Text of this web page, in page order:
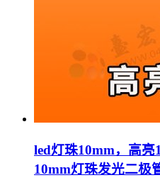
led灯珠10mm，高亮
10mm灯珠发光二极